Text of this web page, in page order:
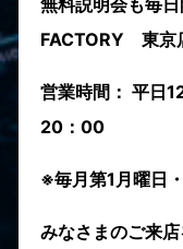
無料説明会も毎
FACTORY 東京
営業時間： 平日
20：00
※毎月第1月曜日
みなさまのご来